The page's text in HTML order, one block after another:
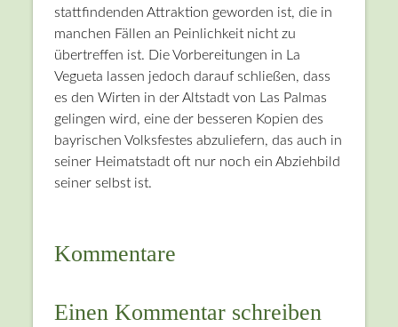
stattfindenden Attraktion geworden ist, die in
manchen Fällen an Peinlichkeit nicht zu
übertreffen ist. Die Vorbereitungen in La
Vegueta lassen jedoch darauf schließen, dass
es den Wirten in der Altstadt von Las Palmas
gelingen wird, eine der besseren Kopien des
bayrischen Volksfestes abzuliefern, das auch in
seiner Heimatstadt oft nur noch ein Abziehbild
seiner selbst ist.
Kommentare
Einen Kommentar schreiben